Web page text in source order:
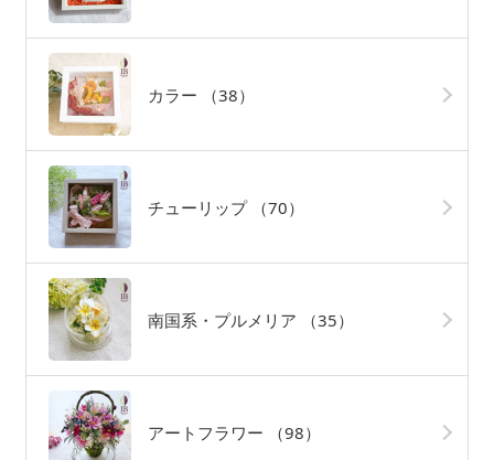
カラー （38）
チューリップ （70）
南国系・プルメリア （35）
アートフラワー （98）